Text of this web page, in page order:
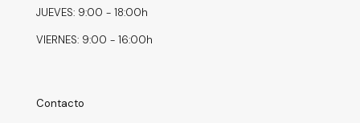
JUEVES: 9:00 - 18:00h
VIERNES: 9:00 - 16:00h
Contacto